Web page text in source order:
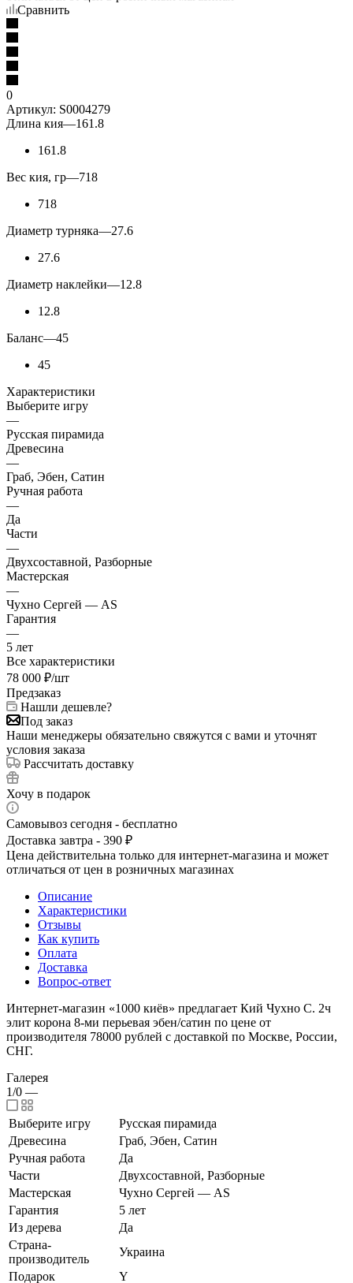
Сравнить
0
Артикул: S0004279
Длина кия—161.8
161.8
Вес кия, гр—718
718
Диаметр турняка—27.6
27.6
Диаметр наклейки—12.8
12.8
Баланс—45
45
Характеристики
Выберите игру
—
Русская пирамида
Древесина
—
Граб, Эбен, Сатин
Ручная работа
—
Да
Части
—
Двухсоставной, Разборные
Мастерская
—
Чухно Сергей — AS
Гарантия
—
5 лет
Все характеристики
78 000 ₽/шт
Предзаказ
Нашли дешевле?
Под заказ
Наши менеджеры обязательно свяжутся с вами и уточнят
условия заказа
Рассчитать доставку
Хочу в подарок
Самовывоз сегодня - бесплатно
Доставка завтра - 390 ₽
Цена действительна только для интернет-магазина и может
отличаться от цен в розничных магазинах
Описание
Характеристики
Отзывы
Как купить
Оплата
Доставка
Вопрос-ответ
Интернет-магазин «1000 киёв» предлагает Кий Чухно С. 2ч
элит корона 8-ми перьевая эбен/сатин по цене от
производителя 78000 рублей с доставкой по Москве, России,
СНГ.
Галерея
1/0 —
Выберите игру
Русская пирамида
Древесина
Граб, Эбен, Сатин
Ручная работа
Да
Части
Двухсоставной, Разборные
Мастерская
Чухно Сергей — AS
Гарантия
5 лет
Из дерева
Да
Страна-
производитель
Украина
Подарок
Y